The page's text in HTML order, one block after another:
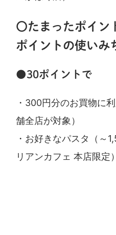
〇たまったポイン
ポイントの使いみ
●30ポイントで
・300円分のお買物に
舗全店が対象）
・お好きなパスタ（～
リアンカフェ 本店限定）